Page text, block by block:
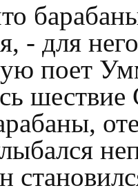
- для
поет
шествие